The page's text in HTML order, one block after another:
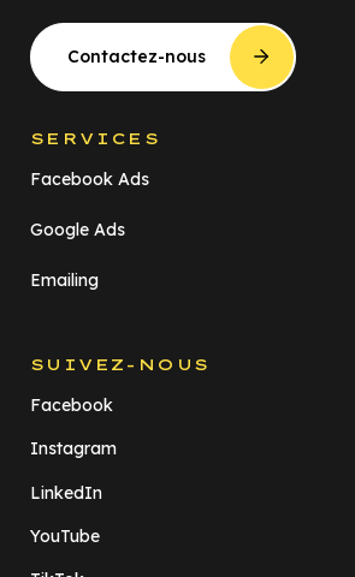
Contactez-nous
SERVICES
Facebook Ads
Google Ads
Emailing
SUIVEZ-NOUS
Facebook
Instagram
LinkedIn
YouTube